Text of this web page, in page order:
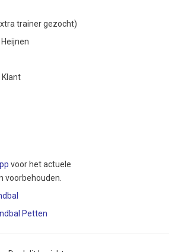
trainer gezocht)
Klant
voor het actuele
voorbehouden.
Petten